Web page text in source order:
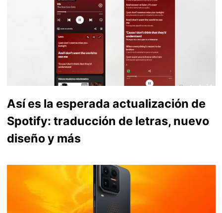
Así es la esperada actualización de
Spotify: traducción de letras, nuevo
diseño y más